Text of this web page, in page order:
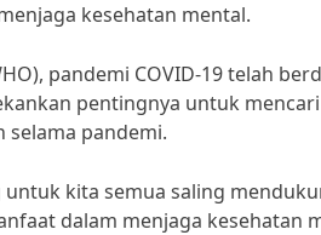
kesehatan mental.
pandemi COVID-19 telah
pentingnya untuk
selama pandemi.
kita semua saling
dalam menjaga kesehatan